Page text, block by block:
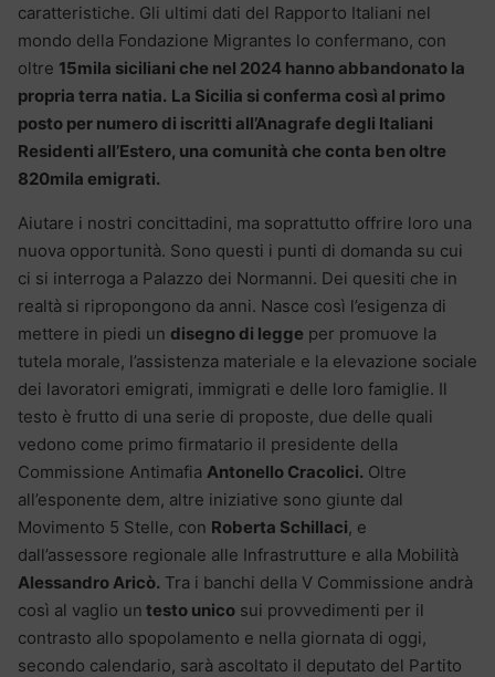
caratteristiche. Gli ultimi dati del Rapporto Italiani nel
mondo della Fondazione Migrantes lo confermano, con
oltre 15mila siciliani che nel 2024 hanno abbandonato la
propria terra natia. La Sicilia si conferma così al primo
posto per numero di iscritti all’Anagrafe degli Italiani
Residenti all’Estero, una comunità che conta ben oltre
820mila emigrati.
Aiutare i nostri concittadini, ma soprattutto offrire loro una
nuova opportunità. Sono questi i punti di domanda su cui
ci si interroga a Palazzo dei Normanni. Dei quesiti che in
realtà si ripropongono da anni. Nasce così l’esigenza di
mettere in piedi un disegno di legge per promuove la
tutela morale, l’assistenza materiale e la elevazione sociale
dei lavoratori emigrati, immigrati e delle loro famiglie. Il
testo è frutto di una serie di proposte, due delle quali
vedono come primo firmatario il presidente della
Commissione Antimafia Antonello Cracolici. Oltre
all’esponente dem, altre iniziative sono giunte dal
Movimento 5 Stelle, con Roberta Schillaci, e
dall’assessore regionale alle Infrastrutture e alla Mobilità
Alessandro Aricò. Tra i banchi della V Commissione andrà
così al vaglio un testo unico sui provvedimenti per il
contrasto allo spopolamento e nella giornata di oggi,
secondo calendario, sarà ascoltato il deputato del Partito